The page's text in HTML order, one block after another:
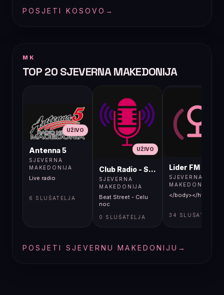
POSJETI KOSOVO →
MK
TOP 20 SJEVERNA MAKEDONIJA
UŽIVO
Antenna 5
SJEVERNA
MAKEDONIJA
Live radio
6 SLUŠATELJA
UŽIVO
Club Radio - Skopje, Mcedonia
SJEVERNA
MAKEDONIJA
Beat Street - Celu
noc
0 SLUŠATELJA
Lider FM 107,4
SJEVERNA
MAKEDONIJA
</body></html>
34 SLUŠATELJA
POSJETI SJEVERNU MAKEDONIJU →